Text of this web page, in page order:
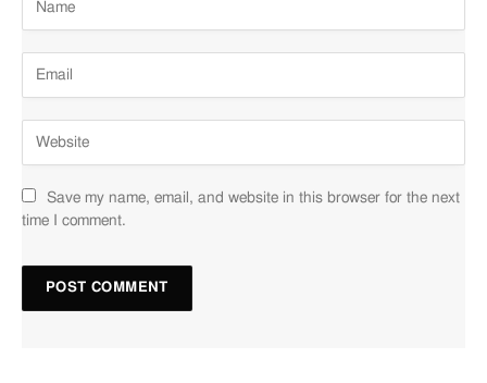
Save my name, email, and website in this browser for the next
time I comment.